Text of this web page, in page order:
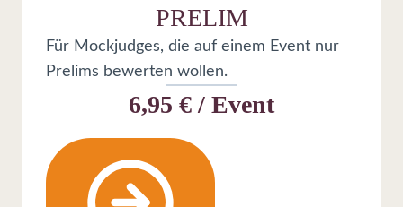
PRELIM
Für Mockjudges, die auf einem Event nur
Prelims bewerten wollen.
6,95 € / Event